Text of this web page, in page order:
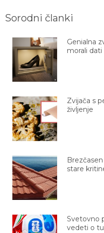
Sorodni članki
Genialna
morali dati
Zvijača s
življenje
stare
Svetovno
vedeti o